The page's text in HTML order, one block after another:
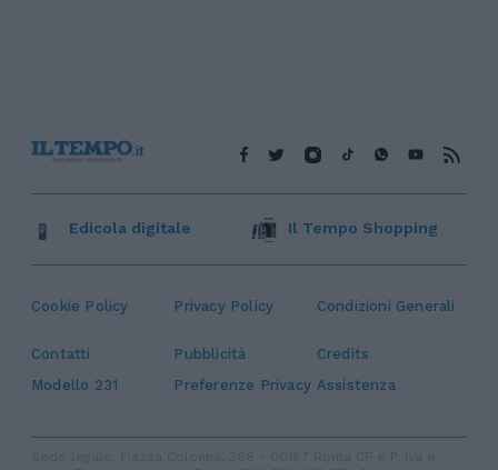
Cookie Policy Privacy Policy Condizioni Generali
Contatti Pubblicità
Credits
Modello 231
Preferenze Privacy Assistenza
Edicola digitale Il Tempo Shopping